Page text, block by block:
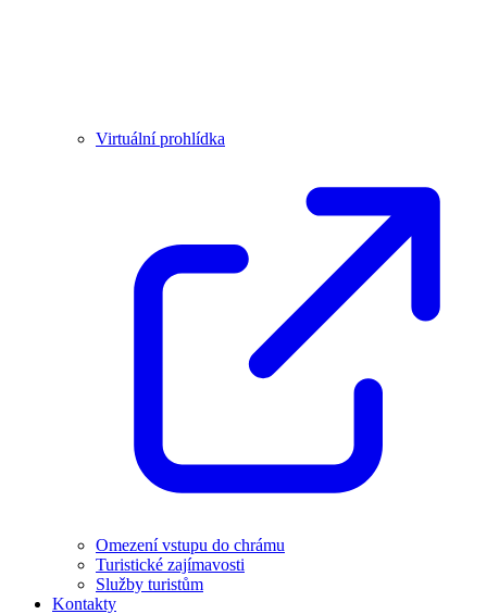
Virtuální prohlídka
Omezení vstupu do chrámu
Turistické zajímavosti
Služby turistům
Kontakty